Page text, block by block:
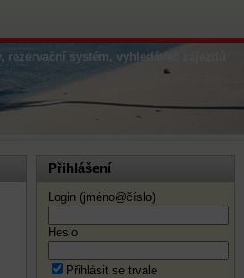
rezervační systém, vyhledávač zájezdů
Přihlášení
Login (jméno@číslo)
Heslo
Přihlásit se trvale